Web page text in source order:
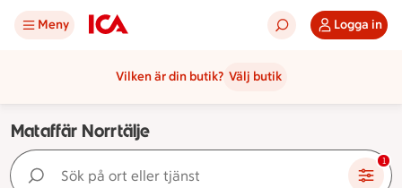
Meny Logga in
Vilken är din butik? Välj butik
Mataffär Norrtälje
Sök på ort eller tjänst 1